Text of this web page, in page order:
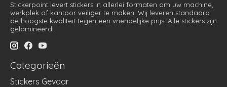
Stickerpoint levert stickers in allerlei formaten om uw machine,
werkplek of kantoor veiliger te maken. Wij leveren standaard
de hoogste kwaliteit tegen een vriendelijke prijs. Alle stickers zijn
gelamineerd.
Categorieën
Stickers Gevaar